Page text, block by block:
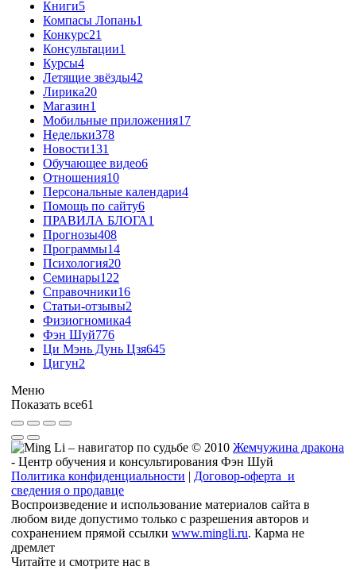
Книги5
Компасы Лопань1
Конкурс21
Консультации1
Курсы4
Летящие звёзды42
Лирика20
Магазин1
Мобильные приложения17
Недельки378
Новости131
Обучающее видео6
Отношения10
Персональные календари4
Помощь по сайту6
ПРАВИЛА БЛОГА1
Прогнозы408
Программы14
Психология20
Семинары122
Справочники16
Статьи-отзывы2
Физиогномика4
Фэн Шуй776
Ци Мэнь Дунь Цзя645
Цигун2
Меню
Показать все61
© 2010 Жемчужина дракона
- Центр обучения и консультирования Фэн Шуй
Политика конфиденциальности | Договор-оферта и
сведения о продавце
Воспроизведение и использование материалов сайта в
любом виде допустимо только с разрешения авторов и
сохранением прямой ссылки www.mingli.ru. Карма не
дремлет
Читайте и смотрите нас в